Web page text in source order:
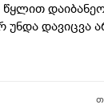
წყლით
დავიცვა